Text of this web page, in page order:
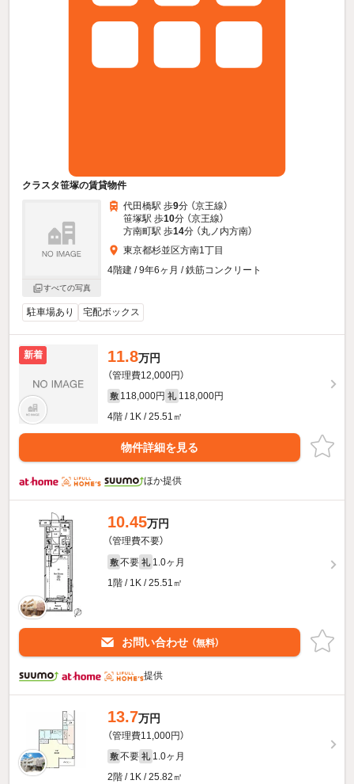
クラスタ笹塚の賃貸物件
すべての写真
代田橋駅 歩9分 （京王線）
笹塚駅 歩10分 （京王線）
方南町駅 歩14分 （丸ノ内方南）
東京都杉並区方南1丁目
4階建 / 9年6ヶ月 / 鉄筋コンクリート
駐車場あり 宅配ボックス
新着 11.8万円
（管理費12,000円）
敷 118,000円 礼 118,000円
4階 / 1K / 25.51㎡
物件詳細を見る
ほか提供
10.45万円
（管理費不要）
敷 不要 礼 1.0ヶ月
1階 / 1K / 25.51㎡
お問い合わせ （無料）
提供
13.7万円
（管理費11,000円）
敷 不要 礼 1.0ヶ月
2階 / 1K / 25.82㎡